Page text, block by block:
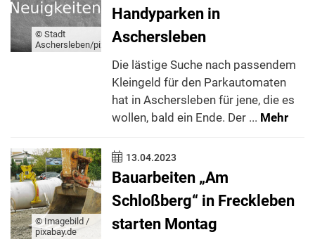
© Stadt
Aschersleben/pixabay.de
Handyparken in
Aschersleben
Die lästige Suche nach passendem
Kleingeld für den Parkautomaten
hat in Aschersleben für jene, die es
wollen, bald ein Ende. Der ... Mehr
© Imagebild /
pixabay.de
13.04.2023
Bauarbeiten „Am
Schloßberg“ in Freckleben
starten Montag